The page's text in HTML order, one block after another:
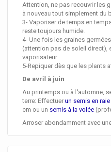
Attention, ne pas recouvrir les
à nouveau tout simplement du
3- Vaporiser de temps en
reste toujours humide.
4- Une fois les graines
(attention pas de soleil direct),
vaporisateur.
5-Repiquer dès que les plants
De avril à juin
Au printemps ou à l'automne,
terre: Effectuer un semis en raie
cm ou un semis à la volée
Arroser abondamment avec